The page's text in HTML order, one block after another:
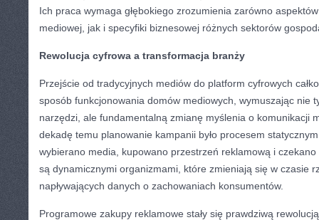
Ich praca wymaga głębokiego zrozumienia zarówno
mediowej, jak i specyfiki biznesowej różnych sektorów
Rewolucja cyfrowa a transformacja branży
Przejście od tradycyjnych mediów do platform cyfrowych
sposób funkcjonowania domów mediowych, wymuszając nie
narzędzi, ale fundamentalną zmianę myślenia o komunikacji
dekadę temu planowanie kampanii było procesem
wybierano media, kupowano przestrzeń reklamową i
są dynamicznymi organizmami, które zmieniają się w czasie
napływających danych o zachowaniach konsumentów.
Programowe zakupy reklamowe stały się prawdziwą